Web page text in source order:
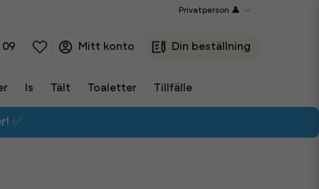
09
Is Tält Toaletter Tillfälle
✅